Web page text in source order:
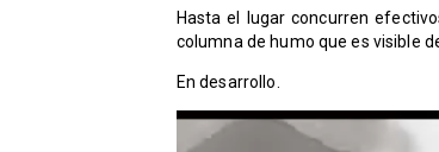
Hasta el lugar concurren
columna de humo que es visible
En desarrollo.